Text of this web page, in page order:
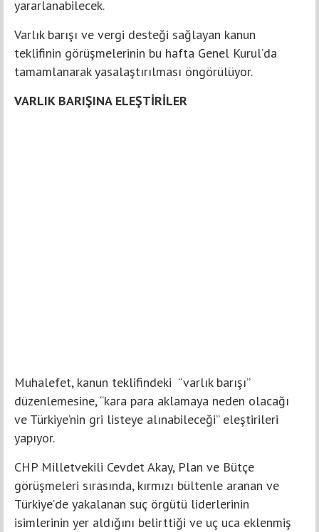
yararlanabilecek.
Varlık barışı ve vergi desteği sağlayan kanun
teklifinin görüşmelerinin bu hafta Genel Kurul’da
tamamlanarak yasalaştırılması öngörülüyor.
VARLIK BARIŞINA ELEŞTİRİLER
Muhalefet, kanun teklifindeki “varlık barışı”
düzenlemesine, “kara para aklamaya neden olacağı
ve Türkiye’nin gri listeye alınabileceği” eleştirileri
yapıyor.
CHP Milletvekili Cevdet Akay, Plan ve Bütçe
görüşmeleri sırasında, kırmızı bültenle aranan ve
Türkiye’de yakalanan suç örgütü liderlerinin
isimlerinin yer aldığını belirttiği ve uç uca eklenmiş